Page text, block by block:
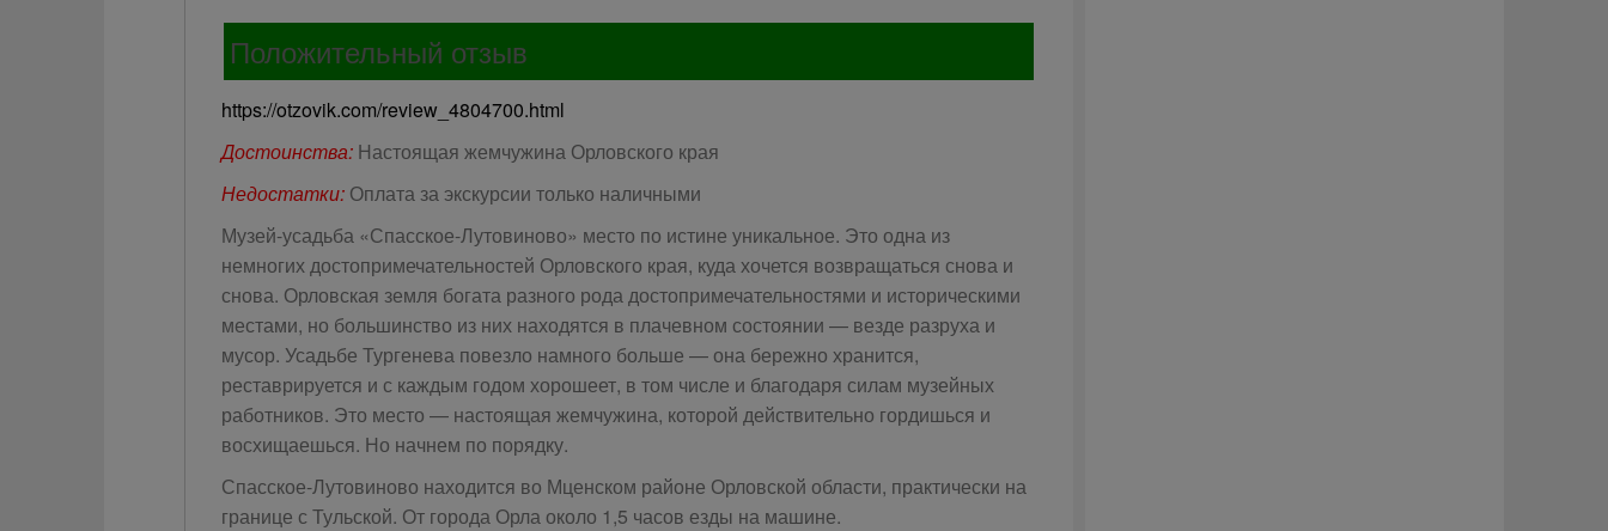
Положительный отзыв
https://otzovik.com/review_4804700.html
Достоинства: Настоящая жемчужина Орловского края
Недостатки: Оплата за экскурсии только наличными
Музей-усадьба «Спасское-Лутовиново» место по истине уникальное. Это одна из
немногих достопримечательностей Орловского края, куда хочется возвращаться снова и
снова. Орловская земля богата разного рода достопримечательностями и историческими
местами, но большинство из них находятся в плачевном состоянии — везде разруха и
мусор. Усадьбе Тургенева повезло намного больше — она бережно хранится,
реставрируется и с каждым годом хорошеет, в том числе и благодаря силам музейных
работников. Это место — настоящая жемчужина, которой действительно гордишься и
восхищаешься. Но начнем по порядку.
Спасское-Лутовиново находится во Мценском районе Орловской области, практически на
границе с Тульской. От города Орла около 1,5 часов езды на машине.